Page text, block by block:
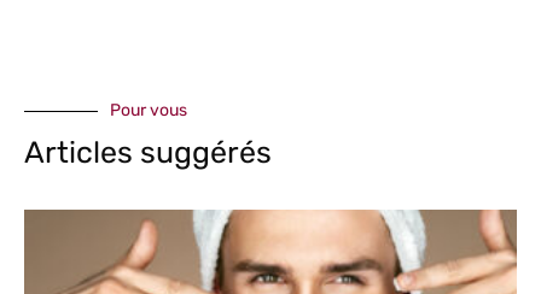
Pour vous
Articles suggérés